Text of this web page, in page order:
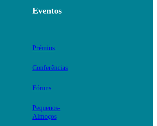
Eventos
Prémios
Conferências
Fóruns
Pequenos-
Almoços